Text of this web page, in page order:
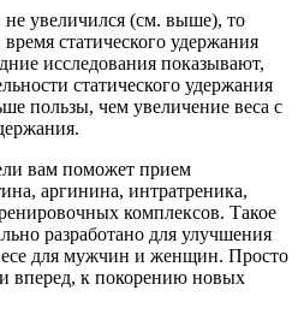
увеличился (см. выше), то
статического удержания
исследования показывают,
статического удержания
пользы, чем увеличение веса с
вам поможет прием
аргинина, интратреника,
комплексов. Такое
разработано для улучшения
для мужчин и женщин. Просто
вперед, к покорению новых